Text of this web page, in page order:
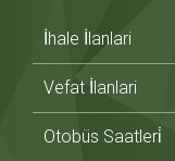
İhale İlanlari
Vefat İlanlari
Otobüs Saatleri̇